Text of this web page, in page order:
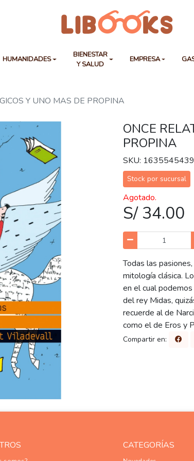
HUMANIDADES
BIENESTAR
Y SALUD
EMPRESA
Y UNO MAS DE PROPINA
ONCE
PROPINA
SKU:
Stock por sucursal
Agotado.
S/ 34.00
Todas las
mitología clásica.
en el cual
del rey Midas,
recuerde al de
como el de Eros y
Compartir en:
CATEGORÍAS